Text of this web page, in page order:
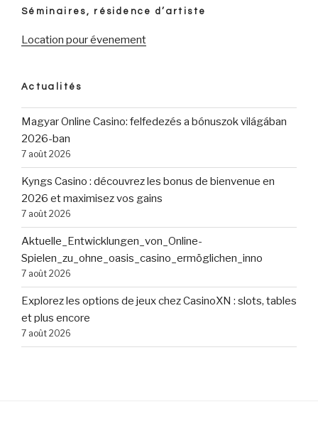
rein
Menge
Séminaires, résidence d’artiste
Location pour évenement
Actualités
Magyar Online Casino: felfedezés a bónuszok világában
2026-ban
7 août 2026
Kyngs Casino : découvrez les bonus de bienvenue en
2026 et maximisez vos gains
7 août 2026
Aktuelle_Entwicklungen_von_Online-
Spielen_zu_ohne_oasis_casino_ermöglichen_inno
7 août 2026
Explorez les options de jeux chez CasinoXN : slots, tables
et plus encore
7 août 2026